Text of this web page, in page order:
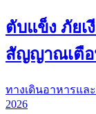
ตับแข็ง ภัยเ
สัญญาณเตือ
ทางเดินอาหารแล
2026